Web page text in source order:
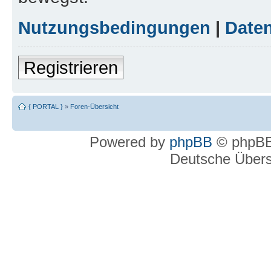
Nutzungsbedingungen |
Registrieren
{ PORTAL } » Foren-Übersicht
Powered by phpBB ©
Deutsche